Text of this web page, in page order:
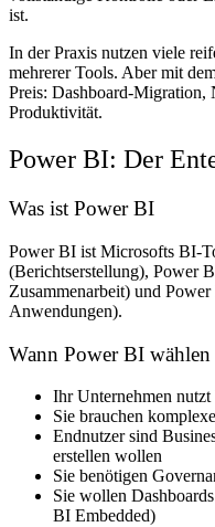
ist.
In der Praxis nutzen viele
mehrerer Tools. Aber mit
Preis: Dashboard-Migration,
Produktivität.
Power BI: Der
Was ist Power BI
Power BI ist Microsofts BI-
(Berichtserstellung), Power
Zusammenarbeit) und
Anwendungen).
Wann Power BI wählen
Ihr Unternehmen
Sie brauchen
Endnutzer sind
erstellen wollen
Sie benötigen
Sie wollen
BI Embedded)